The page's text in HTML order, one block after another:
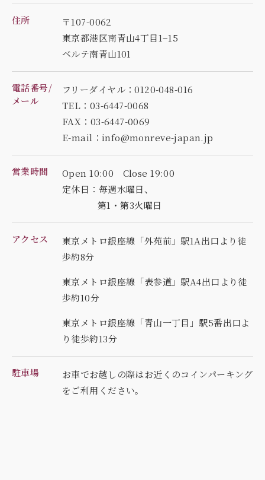
住所
〒107-0062
東京都港区南青山4丁目1−15
ベルテ南青山101
電話番号/
メール
フリーダイヤル：0120-048-016
TEL：03-6447-0068
FAX：03-6447-0069
E-mail：info@monreve-japan.jp
営業時間
Open 10:00 Close 19:00
定休日：毎週水曜日、
第1・第3火曜日
アクセス
東京メトロ銀座線「外苑前」駅1A出口より徒
歩約8分
東京メトロ銀座線「表参道」駅A4出口より徒
歩約10分
東京メトロ銀座線「青山一丁目」駅5番出口よ
り徒歩約13分
駐車場
お車でお越しの際はお近くのコインパーキング
をご利用ください。